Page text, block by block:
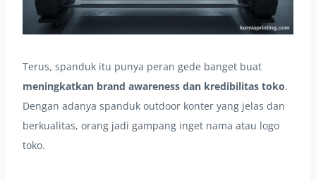
Terus, spanduk itu punya peran gede banget buat
meningkatkan brand awareness dan kredibilitas toko.
Dengan adanya spanduk outdoor konter yang jelas dan
berkualitas, orang jadi gampang inget nama atau logo
toko.